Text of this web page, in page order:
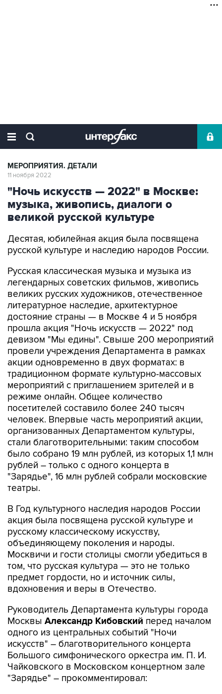
МЕРОПРИЯТИЯ. ДЕТАЛИ
11 ноября 2022
"Ночь искусств — 2022" в Москве:
музыка, живопись, диалоги о
великой русской культуре
Десятая, юбилейная акция была посвящена
русской культуре и наследию народов России.
Русская классическая музыка и музыка из
легендарных советских фильмов, живопись
великих русских художников, отечественное
литературное наследие, архитектурное
достояние страны — в Москве 4 и 5 ноября
прошла акция "Ночь искусств — 2022" под
девизом "Мы едины". Свыше 200 мероприятий
провели учреждения Департамента в рамках
акции одновременно в двух форматах: в
традиционном формате культурно-массовых
мероприятий с приглашением зрителей и в
режиме онлайн. Общее количество
посетителей составило более 240 тысяч
человек. Впервые часть мероприятий акции,
организованных Департаментом культуры,
стали благотворительными: таким способом
было собрано 19 млн рублей, из которых 1,1 млн
рублей – только с одного концерта в
"Зарядье", 16 млн рублей собрали московские
театры.
В Год культурного наследия народов России
акция была посвящена русской культуре и
русскому классическому искусству,
объединяющему поколения и народы.
Москвичи и гости столицы смогли убедиться в
том, что русская культура — это не только
предмет гордости, но и источник силы,
вдохновения и веры в Отечество.
Руководитель Департамента культуры города
Москвы Александр Кибовский перед началом
одного из центральных событий "Ночи
искусств" – благотворительного концерта
Большого симфонического оркестра им. П. И.
Чайковского в Московском концертном зале
"Зарядье" – прокомментировал: